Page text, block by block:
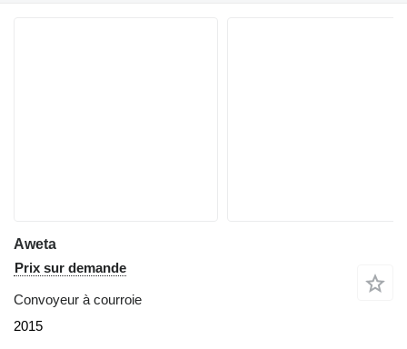
Aweta
Prix sur demande
Convoyeur à courroie
2015